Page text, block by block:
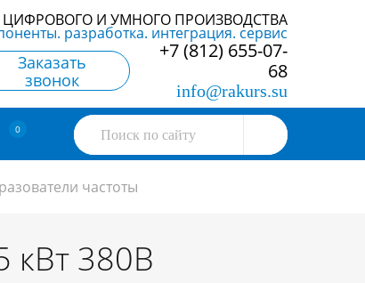
И УМНОГО ПРОИЗВОДСТВА
разработка. интеграция. сервис
Заказать
звонок
+7 (812) 655-07-
68
info@rakurs.su
0
частоты
кВт 380В